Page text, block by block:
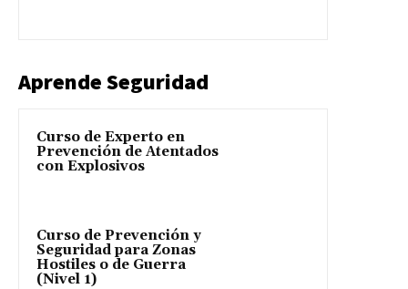
Aprende Seguridad
Curso de Experto en
Prevención de Atentados
con Explosivos
Curso de Prevención y
Seguridad para Zonas
Hostiles o de Guerra
(Nivel 1)